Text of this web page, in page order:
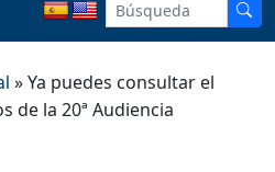
» Ya puedes consultar el
de la 20ª Audiencia